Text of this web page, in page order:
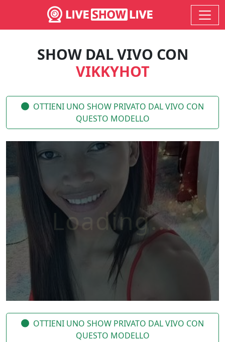
SHOW DAL VIVO CON
VIKKYHOT
OTTIENI UNO SHOW PRIVATO DAL VIVO CON
QUESTO MODELLO
OTTIENI UNO SHOW PRIVATO DAL VIVO CON
QUESTO MODELLO